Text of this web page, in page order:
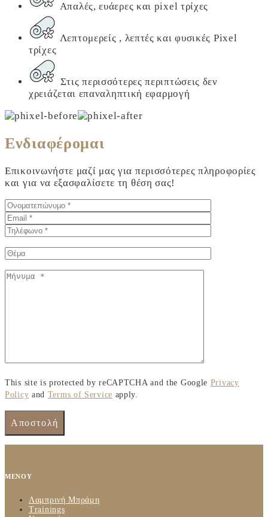
Απαλές, ευάερες και pixel τρίχες
Λεπτομερείς , λεπτές και φυσικές Pixel
τρίχες
Στις περισσότερες περιπτώσεις δεν
χρειάζεται επαναληπτική εφαρμογή
Ενδιαφέρομαι
Επικοινωνήστε μαζί μας για περισσότερες πληροφορίες
και για να εξασφαλίσετε τη θέση σας!
This site is protected by reCAPTCHA and the Google Privacy
Policy and Terms of Service apply.
ΜΕΝΟΥ
Λαμπρινή Μπράμη
Trainings